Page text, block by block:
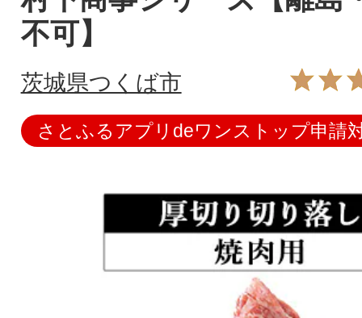
不可】
茨城県つくば市
さとふるアプリdeワンストップ申請